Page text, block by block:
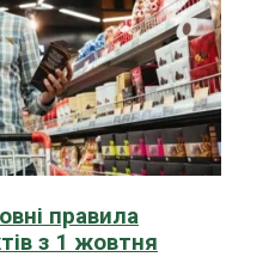
правила
з 1 жовтня